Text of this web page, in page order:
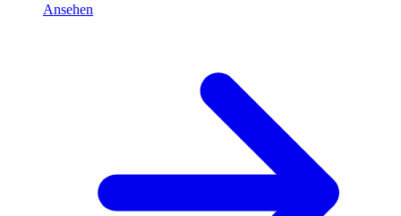
Ansehen